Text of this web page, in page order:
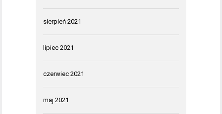
sierpień 2021
lipiec 2021
czerwiec 2021
maj 2021